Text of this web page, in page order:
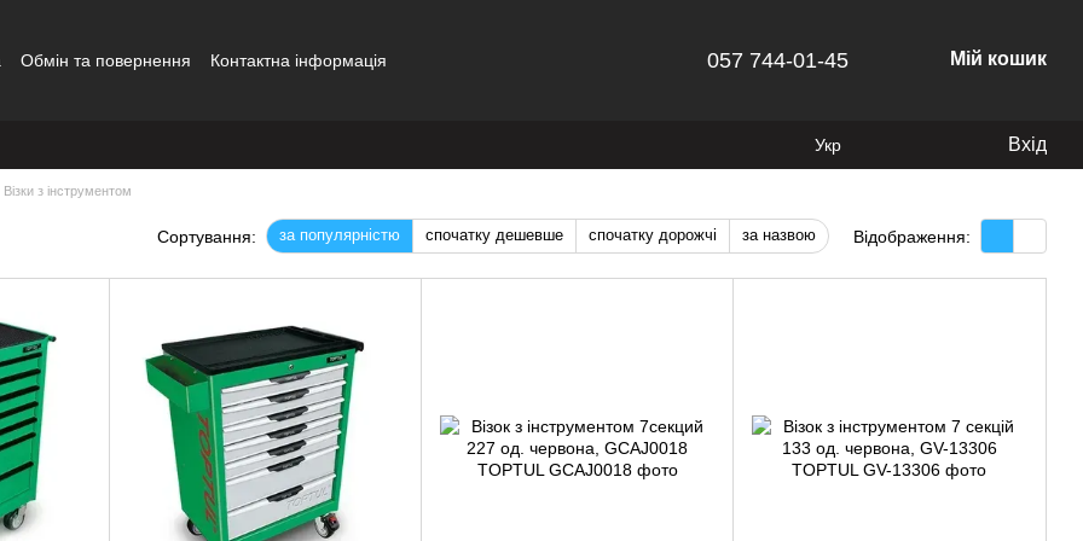
Обмін та повернення Контактна інформація 057 744-01-45 Мій кошик
Укр Вхід
Візки з інструментом
Сортування: за популярністю спочатку дешевше спочатку дорожчі за назвою Відображення: